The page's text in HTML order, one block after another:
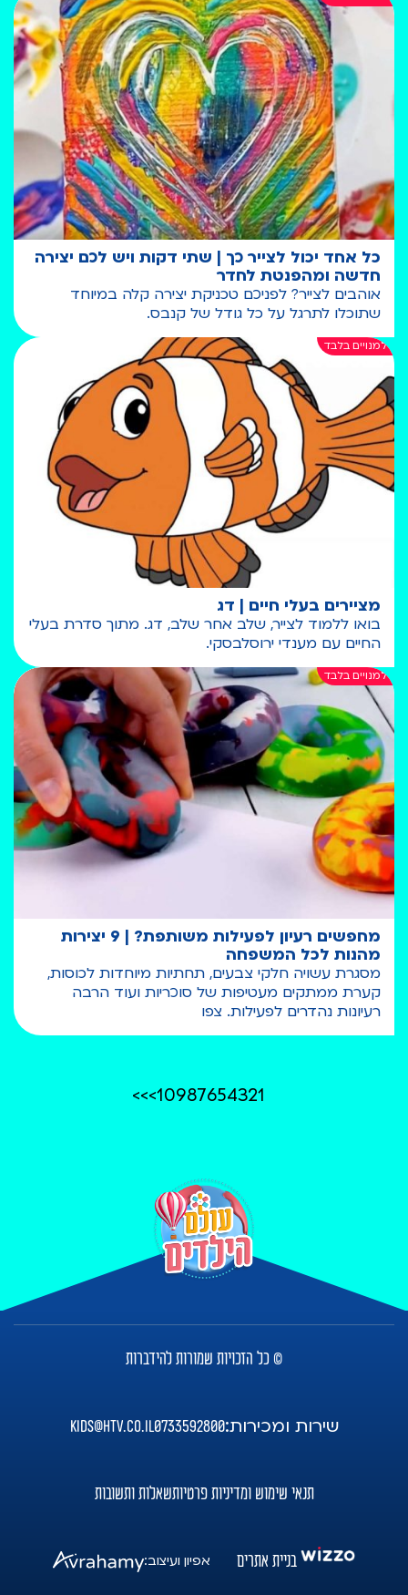
כל אחד יכול לצייר כך | שתי דקות ויש לכם יצירה
חדשה ומהפנטת לחדר
אוהבים לצייר? לפניכם טכניקת יצירה קלה במיוחד
שתוכלו לתרגל על כל גודל של קנבס.
מציירים בעלי חיים | דג
בואו ללמוד לצייר, שלב אחר שלב, דג. מתוך סדרת בעלי
החיים עם מענדי ירוסלבסקי.
מחפשים רעיון לפעילות משותפת? | 9 יצירות
מהנות לכל המשפחה
מסגרת עשויה חלקי צבעים, תחתיות מיוחדות לכוסות,
קערת ממתקים מעטיפות של סוכריות ועוד הרבה
רעיונות נהדרים לפעילות. צפו
1
2
3
4
5
6
7
8
9
10
>
>>
© כל הזכויות שמורות להידברות
שירות ומכירות:0733592800
kids@htv.co.il
תנאי שימוש ומדיניות פרטיותשאלות ותשובות
בניית אתרים אפיון ועיצוב: